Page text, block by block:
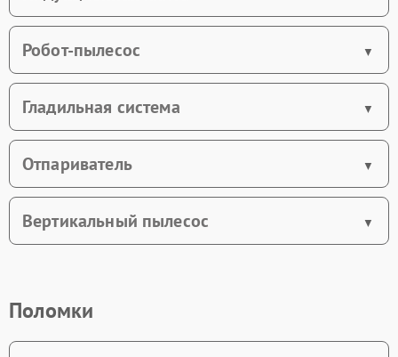
Робот-пылесос
Гладильная система
Отпариватель
Вертикальный пылесос
Поломки